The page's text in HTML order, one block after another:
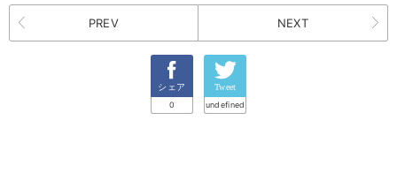
PREV NEXT
シェア
0
Tweet
undefined